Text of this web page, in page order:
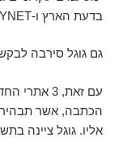
בדעת הארץ ו-YNET להסיר את הכתבות.
גם גוגל סירבה
עם זאת, 3
הכתבה, אשר תבהיר
אליו. גוגל ציינה